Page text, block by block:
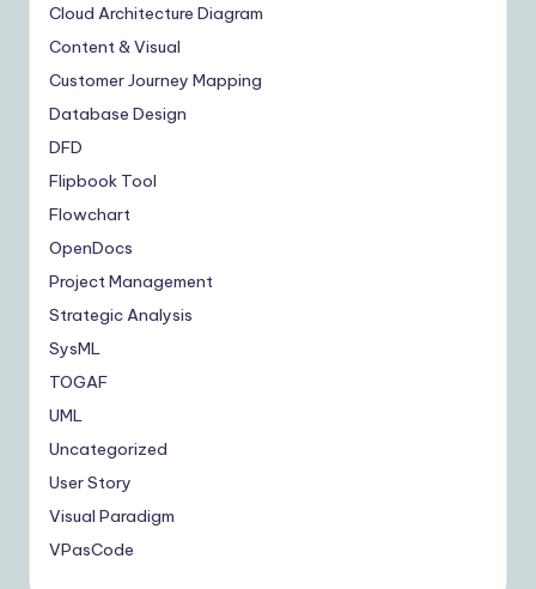
Cloud Architecture Diagram
Content & Visual
Customer Journey Mapping
Database Design
DFD
Flipbook Tool
Flowchart
OpenDocs
Project Management
Strategic Analysis
SysML
TOGAF
UML
Uncategorized
User Story
Visual Paradigm
VPasCode